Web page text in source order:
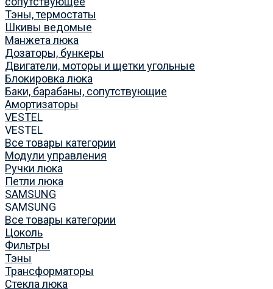
Тэны, термостаты
Шкивы ведомые
Манжета люка
Дозаторы, бункеры
Двигатели, моторы и щетки угольные
Блокировка люка
Баки, барабаны, сопутствующие
Амортизаторы
VESTEL
VESTEL
Все товары категории
Модули управления
Ручки люка
Петли люка
SAMSUNG
SAMSUNG
Все товары категории
Цоколь
Фильтры
Тэны
Трансформаторы
Стекла люка